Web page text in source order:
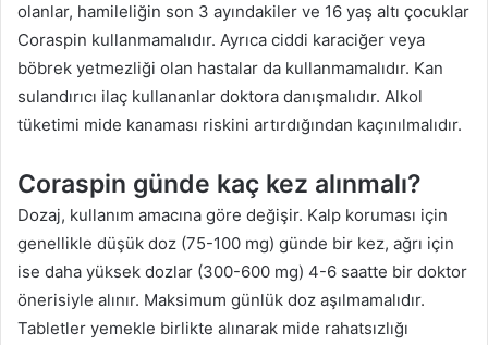
olanlar, hamileliğin son 3 ayındakiler ve 16 yaş altı çocuklar
Coraspin kullanmamalıdır. Ayrıca ciddi karaciğer veya
böbrek yetmezliği olan hastalar da kullanmamalıdır. Kan
sulandırıcı ilaç kullananlar doktora danışmalıdır. Alkol
tüketimi mide kanaması riskini artırdığından kaçınılmalıdır.
Coraspin günde kaç kez alınmalı?
Dozaj, kullanım amacına göre değişir. Kalp koruması için
genellikle düşük doz (75-100 mg) günde bir kez, ağrı için
ise daha yüksek dozlar (300-600 mg) 4-6 saatte bir doktor
önerisiyle alınır. Maksimum günlük doz aşılmamalıdır.
Tabletler yemekle birlikte alınarak mide rahatsızlığı